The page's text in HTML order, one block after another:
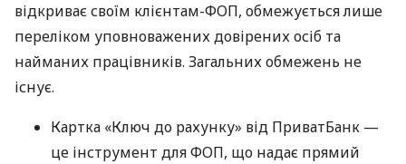
відкриває своїм клієнтам-ФОП, обмежується лише
переліком уповноважених довірених осіб та
найманих працівників. Загальних обмежень не
існує.
Картка «Ключ до рахунку» від ПриватБанк —
це інструмент для ФОП, що надає прямий